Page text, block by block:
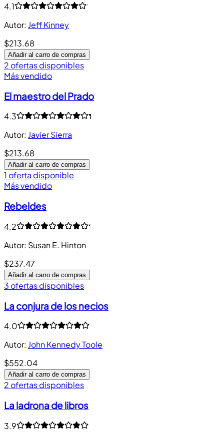
4.1
Autor: Jeff Kinney
$213.68
Añadir al carro de compras
2 ofertas disponibles
Más vendido
El maestro del Prado
4.3
Autor: Javier Sierra
$213.68
Añadir al carro de compras
1 oferta disponible
Más vendido
Rebeldes
4.2
Autor: Susan E. Hinton
$237.47
Añadir al carro de compras
3 ofertas disponibles
La conjura de los necios
4.0
Autor: John Kennedy Toole
$552.04
Añadir al carro de compras
2 ofertas disponibles
La ladrona de libros
3.9